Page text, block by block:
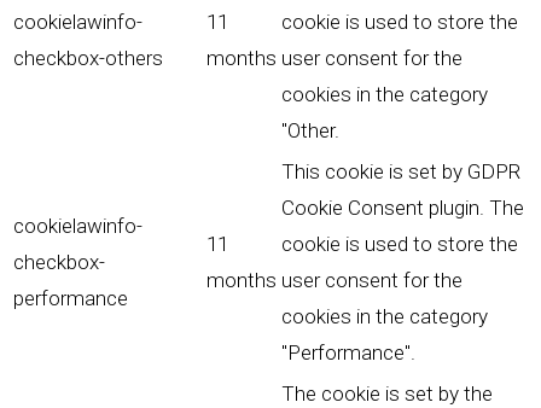
cookielawinfo-
checkbox-others
11
months
cookie is used to store the
user consent for the
cookies in the category
"Other.
cookielawinfo-
checkbox-
performance
11
months
This cookie is set by GDPR
Cookie Consent plugin. The
cookie is used to store the
user consent for the
cookies in the category
"Performance".
The cookie is set by the